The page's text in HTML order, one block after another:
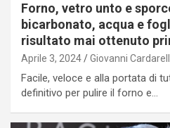
Forno, vetro unto e
bicarbonato, acqua e
risultato mai ottenuto
Aprile 3, 2024 Giovanni
Facile, veloce e alla portata di
definitivo per pulire il forno e…